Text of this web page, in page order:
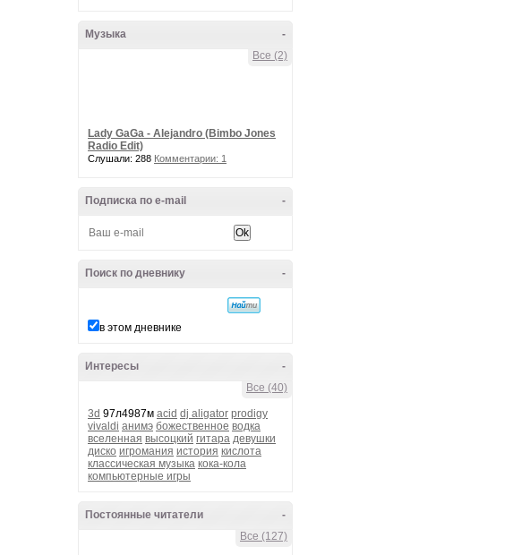
-
Музыка
Все (2)
Lady GaGa - Alejandro (Bimbo Jones
Radio Edit)
Слушали: 288 Комментарии: 1
-
Подписка по e-mail
-
Поиск по дневнику
в этом дневнике
-
Интересы
Все (40)
3d 97л4987м acid dj aligator prodigy
vivaldi анимэ божественное водка
вселенная высоцкий гитара девушки
диско игромания история кислота
классическая музыка кока-кола
компьютерные игры
-
Постоянные читатели
Все (127)